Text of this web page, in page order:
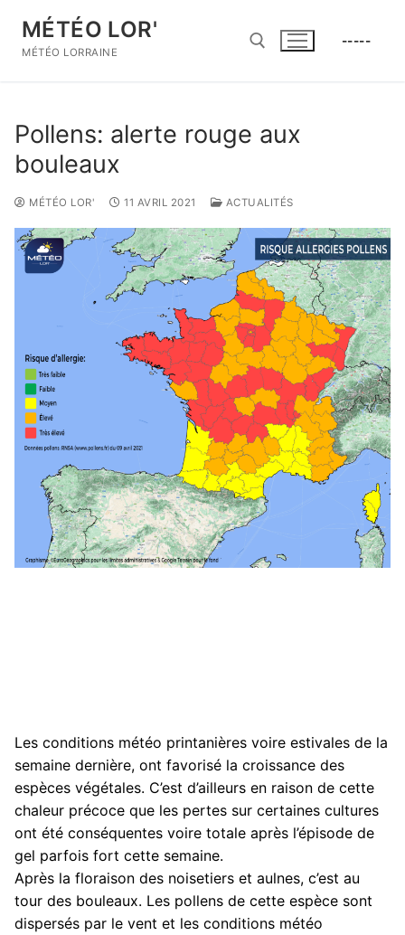
contenu
MÉTÉO LOR'
MÉTÉO LORRAINE
-----
Pollens: alerte rouge aux
bouleaux
MÉTÉO LOR' 11 AVRIL 2021 ACTUALITÉS
Les conditions météo printanières voire estivales de la
semaine dernière, ont favorisé la croissance des
espèces végétales. C’est d’ailleurs en raison de cette
chaleur précoce que les pertes sur certaines cultures
ont été conséquentes voire totale après l’épisode de
gel parfois fort cette semaine.
Après la floraison des noisetiers et aulnes, c’est au
tour des bouleaux. Les pollens de cette espèce sont
dispersés par le vent et les conditions météo